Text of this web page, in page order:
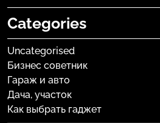
Categories
Uncategorised
Бизнес советник
Гараж и авто
Дача, участок
Как выбрать гаджет